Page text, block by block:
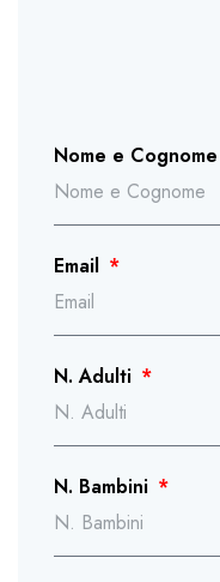
Nome e Cognome
Email
N. Adulti
N. Bambini